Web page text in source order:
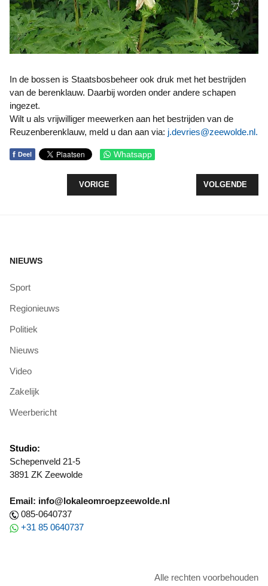
In de bossen is Staatsbosbeheer ook druk met het bestrijden
van de berenklauw. Daarbij worden onder andere schapen
ingezet.
Wilt u als vrijwilliger meewerken aan het bestrijden van de
Reuzenberenklauw, meld u dan aan via: j.devries@zeewolde.nl.
f Deel Whatsapp
VORIG ARTIKEL: BESTRIJDING
VORIGE VOLGENDE
VOLGENDE
NIEUWS
Sport
Regionieuws
Politiek
Nieuws
Video
Zakelijk
Weerbericht
Studio:
Schepenveld 21-5
3891 ZK Zeewolde
Email: info@lokaleomroepzeewolde.nl
085-0640737
+31 85 0640737
Alle rechten voorbehouden